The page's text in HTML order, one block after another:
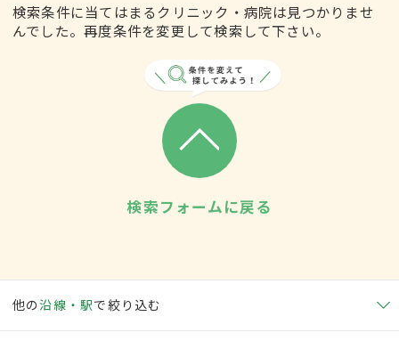
検索条件に当てはまるクリニック・病院は見つかりませ
んでした。再度条件を変更して検索して下さい。
検索フォームに戻る
他の沿線・駅で絞り込む